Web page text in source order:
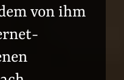
von ihm